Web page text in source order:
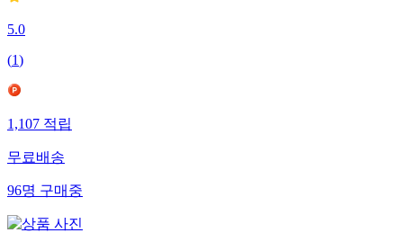
5.0
(1)
1,107적립
무료배송
96명구매중